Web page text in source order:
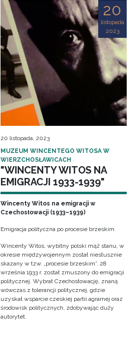
20
listopada
2023
20 listopada, 2023
MUZEUM WINCENTEGO WITOSA W
WIERZCHOSŁAWICACH
"WINCENTY WITOS NA
EMIGRACJI 1933-1939"
Wincenty Witos na emigracji w
Czechosłowacji (1933–1939)
Emigracja polityczna po procesie brzeskim
Wincenty Witos, wybitny polski mąż stanu, w
okresie międzywojennym został niesłusznie
skazany w tzw. „procesie brzeskim”. 28
września 1933 r. został zmuszony do emigracji
politycznej. Wybrał Czechosłowację, znaną
wówczas z tolerancji politycznej, gdzie
uzyskał wsparcie czeskiej partii agrarnej oraz
środowisk politycznych, zdobywając duży
autorytet.